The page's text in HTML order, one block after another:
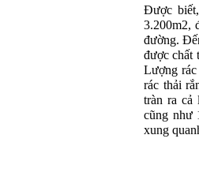
Được
3.200m2,
đường.
được chất
Lượng
rác thải
tràn ra cả
cũng như
xung